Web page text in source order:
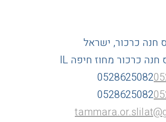
חנה כרכור, ישראל
חנה כרכור מחוז חיפה IL
0528625082
0528625082